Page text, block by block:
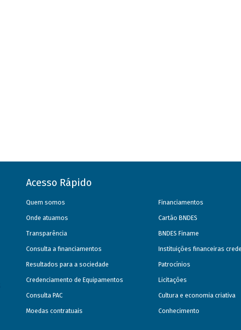
Acesso Rápido
Quem somos
Onde atuamos
Transparência
Consulta a financiamentos
Resultados para a sociedade
Credenciamento de Equipamentos
Consulta PAC
Moedas contratuais
Financiamentos
Cartão BNDES
BNDES Finame
Instituições financeiras
Patrocínios
Licitações
Cultura e economia criativa
Conhecimento